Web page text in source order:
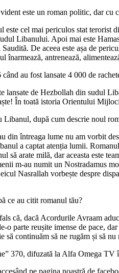
este un roman politic, dar cu
este cel mai periculos stat
Libanului. Apoi mai este
De aceea este așa de
înarmează, antrenează,
au fost lansate 4 000 de
lansate de Hezbollah din sudul
În toată istoria Orientului
după cum descrie noul
din întreaga lume nu am vorbit
a captat atenția lumii.
arate milă, dar aceasta este
m-au numit un Nostradamus
Nasrallah vorbește despre
ce au citit romanul tău?
că, dacă Acordurile Avraam
o parte reușite imense de pace,
continuăm să ne rugăm și să
370, difuzată la Alfa Omega
pe pagina noastră de